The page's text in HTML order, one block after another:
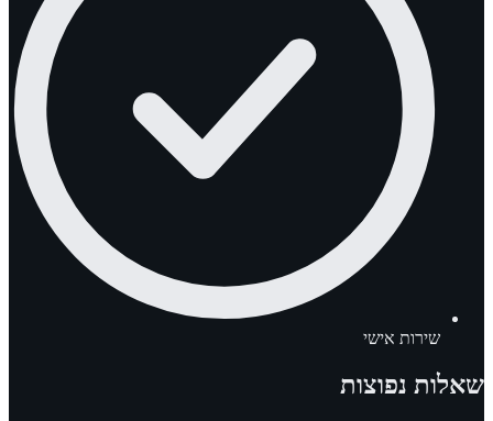
שירות אישי
שאלות נפוצות